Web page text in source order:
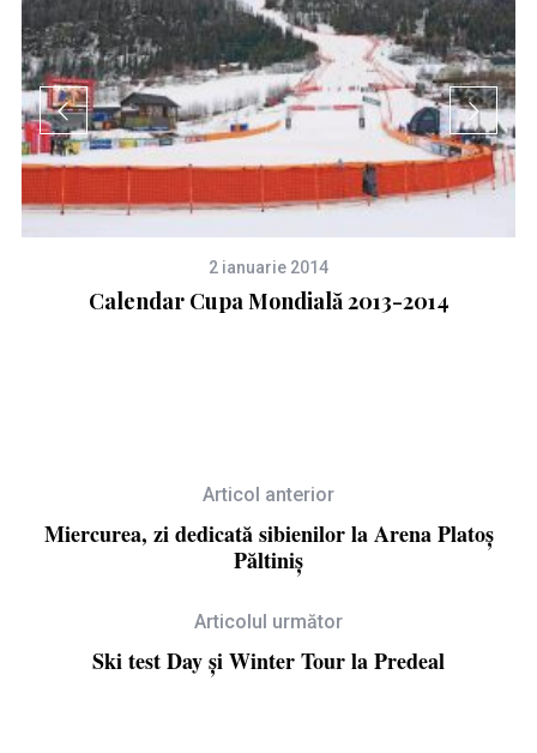
2 ianuarie 2014
Calendar Cupa Mondială 2013-2014
Articol anterior
Miercurea, zi dedicată sibienilor la Arena Platoș
Păltiniș
Articolul următor
Ski test Day și Winter Tour la Predeal